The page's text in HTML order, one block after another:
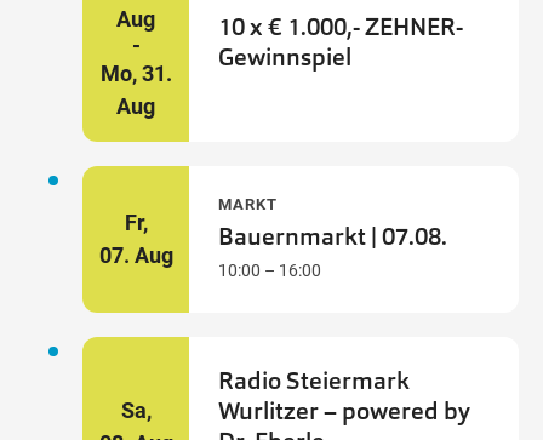
Aug
Mo, 31.
Aug
10 x € 1.000,- ZEHNER-
Gewinnspiel
Fr,
07. Aug
MARKT
Bauernmarkt | 07.08.
10:00 – 16:00
Sa,
Radio Steiermark
Wurlitzer – powered by